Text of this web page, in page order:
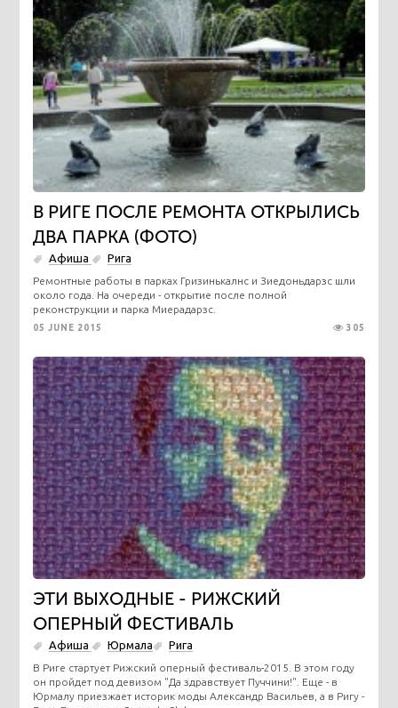
В РИГЕ ПОСЛЕ РЕМОНТА ОТКРЫЛИСЬ
ДВА ПАРКА (ФОТО)
Афиша Рига
Ремонтные работы в парках Гризинькалнс и Зиедоньдарзс шли
около года. На очереди - открытие после полной
реконструкции и парка Миерадарзс.
05 JUNE 2015 305
ЭТИ ВЫХОДНЫЕ - РИЖСКИЙ
ОПЕРНЫЙ ФЕСТИВАЛЬ
Афиша Юрмала Рига
В Риге стартует Рижский оперный фестиваль-2015. В этом году
он пройдет под девизом "Да здравствует Пуччини!". Еще - в
Юрмалу приезжает историк моды Александр Васильев, а в Ригу -